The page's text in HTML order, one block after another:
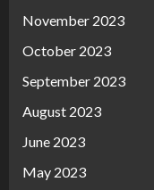
November 2023
October 2023
September 2023
August 2023
June 2023
May 2023